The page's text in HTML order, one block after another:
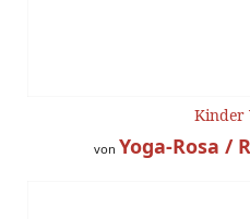
Kinder
von Yoga-Rosa /